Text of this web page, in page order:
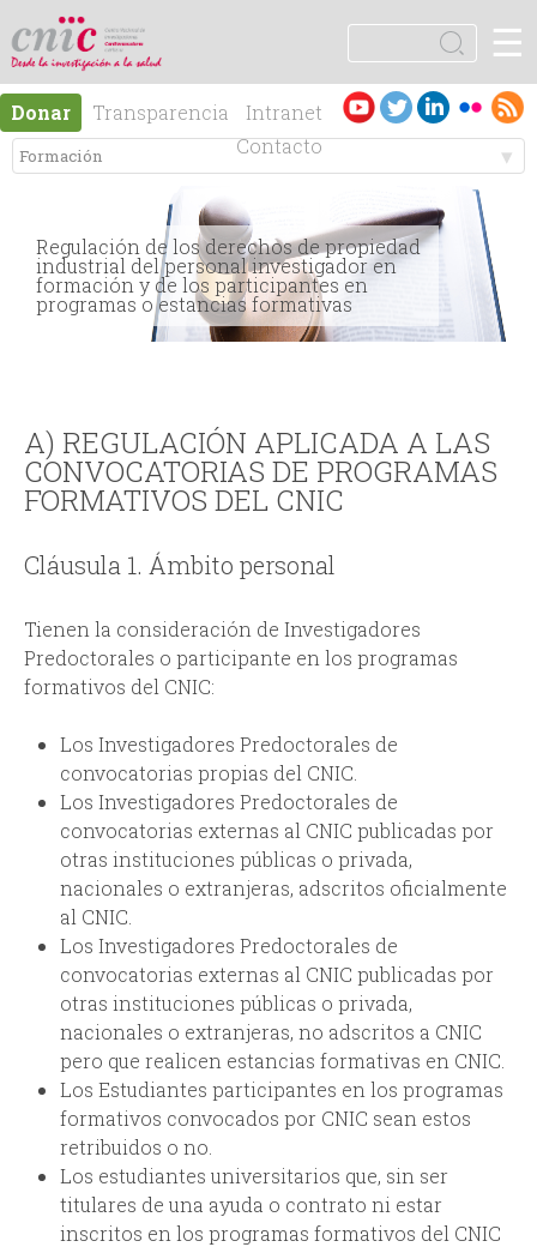
logotipo
En
gli
sh
Es
pa
ño
F
o
m
u
a
r
d
b
ú
s
q
u
e
d
a
u
s
c
Donar Transparencia
Intranet
Contacto
☰
c
Regulación de los derechos de propiedad
industrial del personal investigador en
formación y de los participantes en
programas o estancias formativas
A) REGULACIÓN APLICADA A LAS
CONVOCATORIAS DE PROGRAMAS
FORMATIVOS DEL CNIC
Cláusula 1. Ámbito personal
Tienen la consideración de Investigadores
Predoctorales o participante en los programas
formativos del CNIC:
Los Investigadores Predoctorales de
convocatorias propias del CNIC.
Los Investigadores Predoctorales de
convocatorias externas al CNIC publicadas por
otras instituciones públicas o privada,
nacionales o extranjeras, adscritos oficialmente
al CNIC.
Los Investigadores Predoctorales de
convocatorias externas al CNIC publicadas por
otras instituciones públicas o privada,
nacionales o extranjeras, no adscritos a CNIC
pero que realicen estancias formativas en CNIC.
Los Estudiantes participantes en los programas
formativos convocados por CNIC sean estos
retribuidos o no.
Los estudiantes universitarios que, sin ser
titulares de una ayuda o contrato ni estar
inscritos en los programas formativos del CNIC